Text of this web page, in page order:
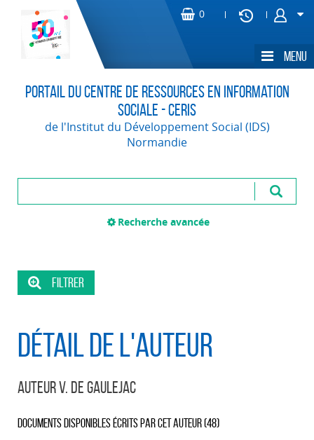
Portail du Centre de Ressources en Information
Sociale - CERIS
de l'Institut du Développement Social (IDS)
Normandie
Recherche avancée
Détail de l'auteur
Auteur V. De Gaulejac
Documents disponibles écrits par cet auteur (48)